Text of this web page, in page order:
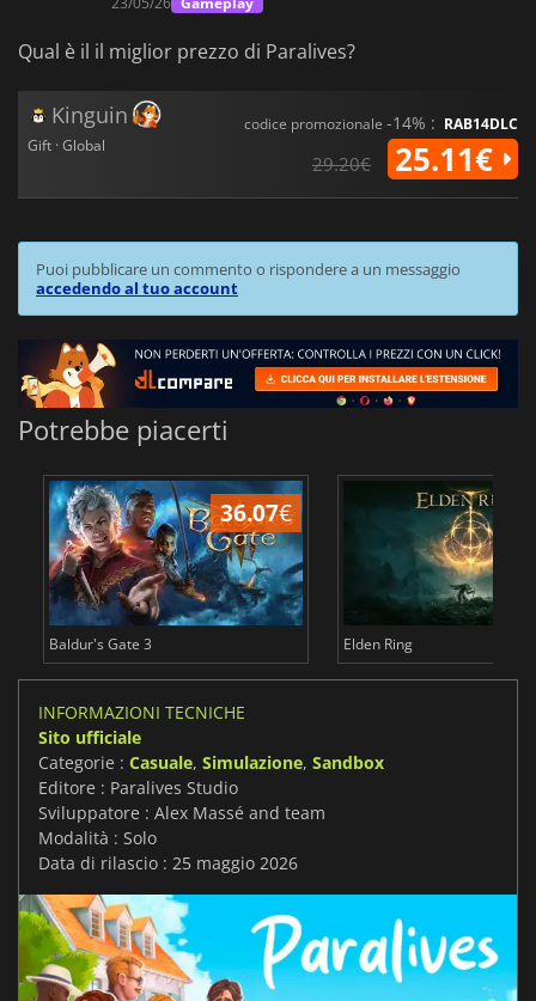
Qual è il il miglior prezzo di Paralives?
Kinguin
Gift · Global
codice promozionale -14% : RAB14DLC
29.20€ 25.11€
Puoi pubblicare un commento o rispondere a un messaggio
accedendo al tuo account
Potrebbe piacerti
36.07€
Baldur's Gate 3 Elden Ring
INFORMAZIONI TECNICHE
Sito ufficiale
Categorie : Casuale, Simulazione, Sandbox
Editore : Paralives Studio
Sviluppatore : Alex Massé and team
Modalità : Solo
Data di rilascio : 25 maggio 2026